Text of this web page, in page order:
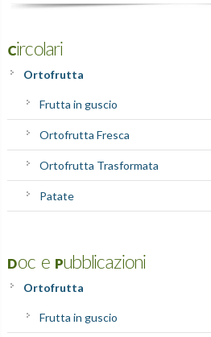
Circolari
Ortofrutta
Frutta in guscio
Ortofrutta Fresca
Ortofrutta Trasformata
Patate
Doc e Pubblicazioni
Ortofrutta
Frutta in guscio